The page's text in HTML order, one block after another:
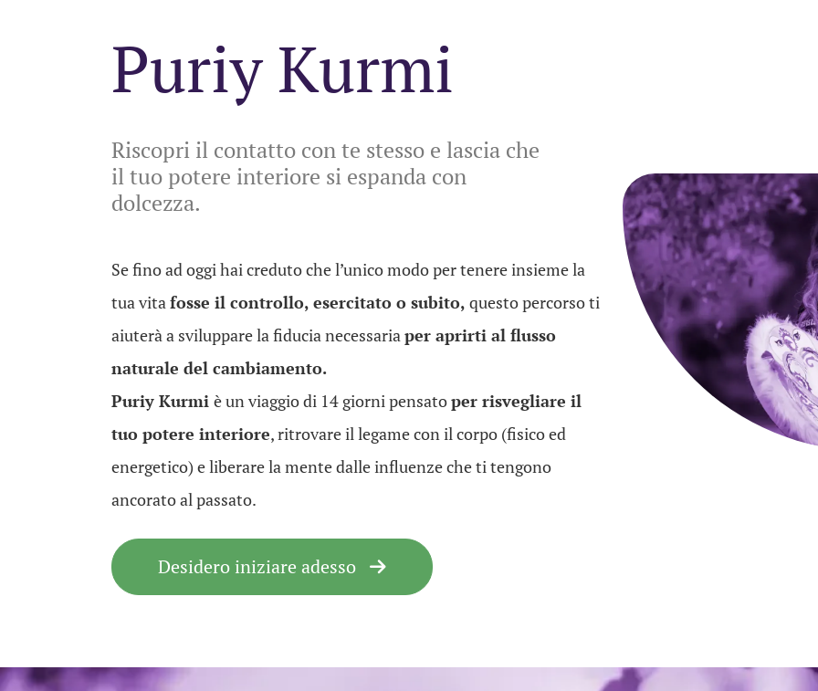
Puriy Kurmi
Riscopri il contatto con te stesso e lascia che
il tuo potere interiore si espanda con
dolcezza.
Se fino ad oggi hai creduto che l’unico modo per tenere insieme la
tua vitafosse il controllo, esercitato o subito, questo percorso ti
aiuterà a sviluppare la fiducia necessariaper aprirti al flusso
naturale del cambiamento.
Puriy Kurmi è un viaggio di 14 giorni pensatoper risvegliare il
tuo potere interiore, ritrovare il legame con il corpo (fisico ed
energetico) e liberare la mente dalle influenze che ti tengono
ancorato al passato.
Desidero iniziare adesso